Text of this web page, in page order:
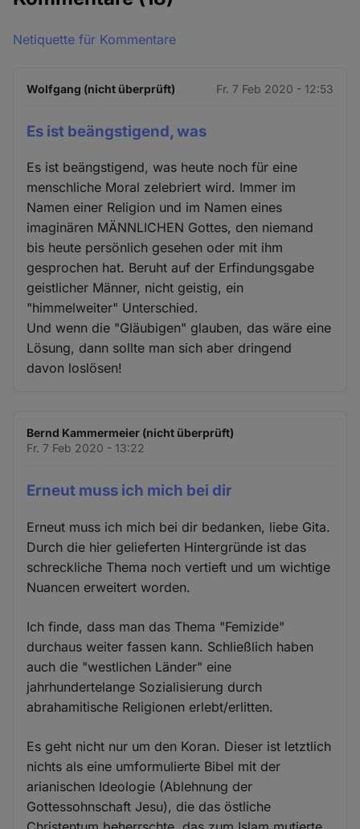
Netiquette für Kommentare
Wolfgang (nicht überprüft) Fr. 7 Feb 2020 - 12:53
Es ist beängstigend, was
Es ist beängstigend, was heute noch für eine
menschliche Moral zelebriert wird. Immer im
Namen einer Religion und im Namen eines
imaginären MÄNNLICHEN Gottes, den niemand
bis heute persönlich gesehen oder mit ihm
gesprochen hat. Beruht auf der Erfindungsgabe
geistlicher Männer, nicht geistig, ein
"himmelweiter" Unterschied.
Und wenn die "Gläubigen" glauben, das wäre eine
Lösung, dann sollte man sich aber dringend
davon loslösen!
Bernd Kammermeier (nicht überprüft)
Fr. 7 Feb 2020 - 13:22
Erneut muss ich mich bei dir
Erneut muss ich mich bei dir bedanken, liebe Gita.
Durch die hier gelieferten Hintergründe ist das
schreckliche Thema noch vertieft und um wichtige
Nuancen erweitert worden.
Ich finde, dass man das Thema "Femizide"
durchaus weiter fassen kann. Schließlich haben
auch die "westlichen Länder" eine
jahrhundertelange Sozialisierung durch
abrahamitische Religionen erlebt/erlitten.
Es geht nicht nur um den Koran. Dieser ist letztlich
nichts als eine umformulierte Bibel mit der
arianischen Ideologie (Ablehnung der
Gottessohnschaft Jesu), die das östliche